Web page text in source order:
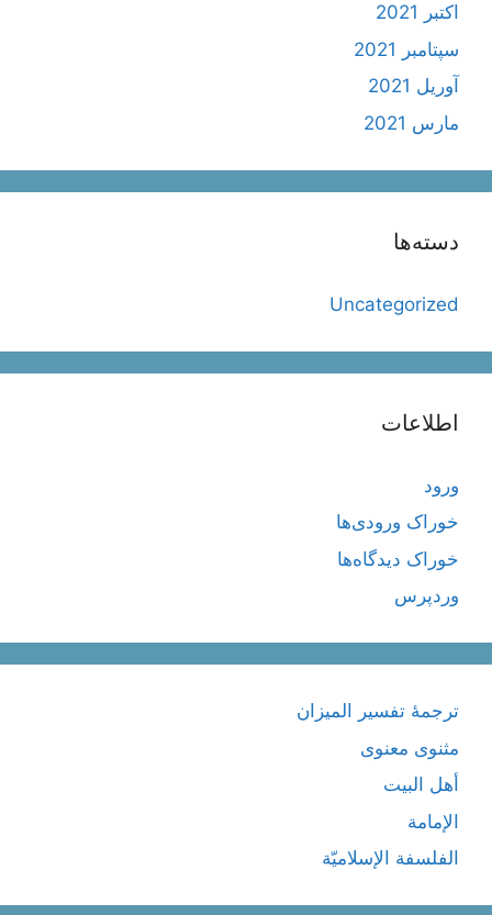
اکتبر 2021
سپتامبر 2021
آوریل 2021
مارس 2021
دسته‌ها
Uncategorized
اطلاعات
ورود
خوراک ورودی‌ها
خوراک دیدگاه‌ها
وردپرس
ترجمۀ تفسیر المیزان
مثنوی معنوی
أهل البيت
الإمامة
الفلسفة الإسلاميّة